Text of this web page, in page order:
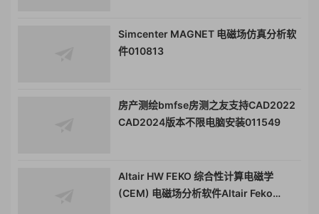
Simcenter MAGNET 电磁场仿真分析软
件010813
房产测绘bmfse房测之友支持CAD2022
CAD2024版本不限电脑安装011549
Altair HW FEKO 综合性计算电磁学
(CEM) 电磁场分析软件Altair Feko